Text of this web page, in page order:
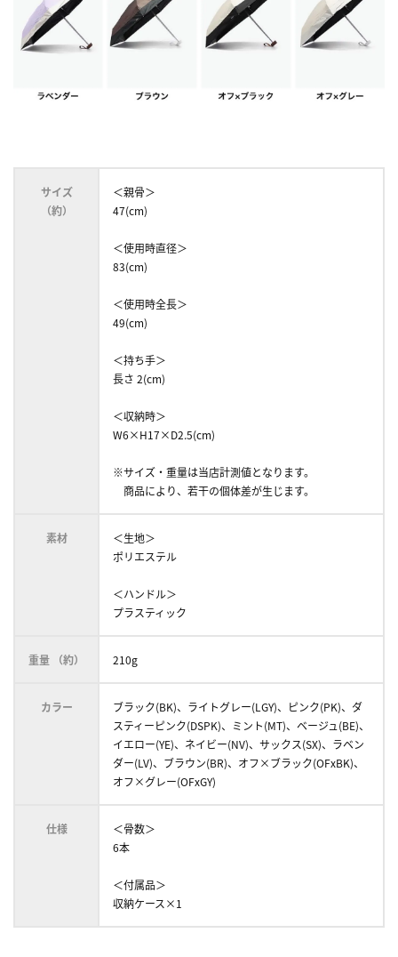
サイズ
（約）
＜親骨＞
47(cm)
＜使用時直径＞
83(cm)
＜使用時全長＞
49(cm)
＜持ち手＞
長さ 2(cm)
＜収納時＞
W6×H17×D2.5(cm)
※サイズ・重量は当店計測値となります。
商品により、若干の個体差が生じます。
素材
＜生地＞
ポリエステル
＜ハンドル＞
プラスティック
重量 （約） 210g
カラー
ブラック(BK)、ライトグレー(LGY)、ピンク(PK)、ダ
スティーピンク(DSPK)、ミント(MT)、ベージュ(BE)、
イエロー(YE)、ネイビー(NV)、サックス(SX)、ラベン
ダー(LV)、ブラウン(BR)、オフ×ブラック(OFxBK)、
オフ×グレー(OFxGY)
仕様
＜骨数＞
6本
＜付属品＞
収納ケース×1